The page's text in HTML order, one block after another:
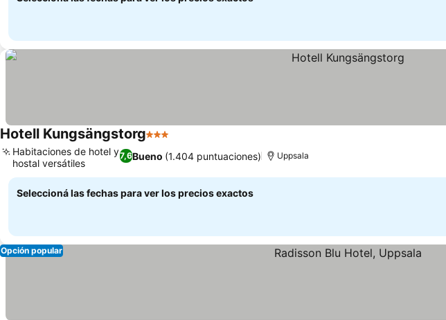
Hotell Kungsängstorg3 Estrellas
7,6Bueno (1.404 puntuaciones)
Habitaciones de hotel y
hostal versátiles
Uppsala
Seleccioná las fechas para ver los precios exactos
Opción popular